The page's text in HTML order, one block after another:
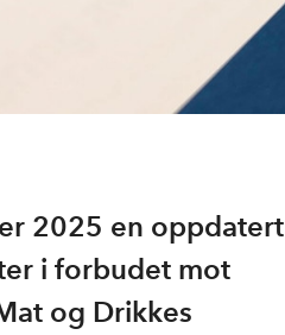
2025 en oppdatert
i forbudet mot
og Drikkes